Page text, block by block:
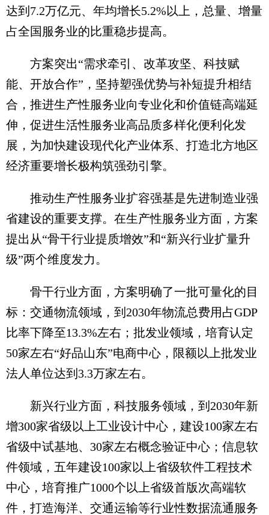
达到7.2万亿元、年均增长5.2%以上，总量、增量
占全国服务业的比重稳步提高。
方案突出“需求牵引、改革攻坚、科技赋
能、开放合作”，坚持塑强优势与补短提升相结
合，推进生产性服务业向专业化和价值链高端延
伸，促进生活性服务业高品质多样化便利化发
展，为加快建设现代化产业体系、打造北方地区
经济重要增长极构筑强劲引擎。
推动生产性服务业扩容强基是先进制造业强
省建设的重要支撑。在生产性服务业方面，方案
提出从“骨干行业提质增效”和“新兴行业扩量升
级”两个维度发力。
骨干行业方面，方案明确了一批可量化的目
标：交通物流领域，到2030年物流总费用占GDP
比率下降至13.3%左右；批发业领域，培育认定
50家左右“好品山东”电商中心，限额以上批发业
法人单位达到3.3万家左右。
新兴行业方面，科技服务领域，到2030年新
增300家省级以上工业设计中心，建设100家左右
省级中试基地、30家左右概念验证中心；信息软
件领域，五年建设100家以上省级软件工程技术
中心，培育推广1000个以上省级首版次高端软
件，打造海洋、交通运输等行业性数据流通服务